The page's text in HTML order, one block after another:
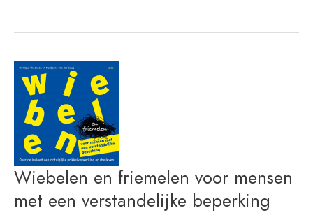
is
om
onder-
overprikkeld
te
zijn
Wiebelen en friemelen voor mensen
met een verstandelijke beperking